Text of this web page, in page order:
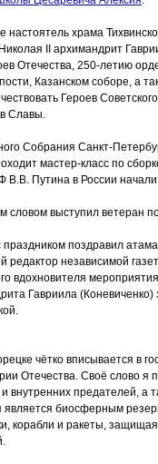
настоятель храма
II архимандрит
Отечества, 250-летию
Казанском соборе, а
Героев
Славы.
Собрания Санкт-
мастер-класс по
В.В. Путина в России
словом выступил ветеран
праздником поздравил
редактор независимой
вдохновителя
Гавриила (Коневиченко)
чётко вписывается в
Отечества. Своё слово я
и внутренних предателей,
является биосферным
корабли и ракеты,